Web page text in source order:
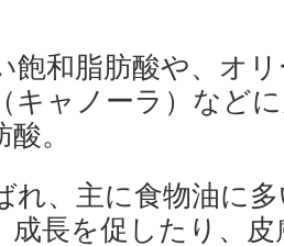
和脂肪酸や、オリ
キャノーラ）など
。
れ、主に食物油に
成長を促したり、